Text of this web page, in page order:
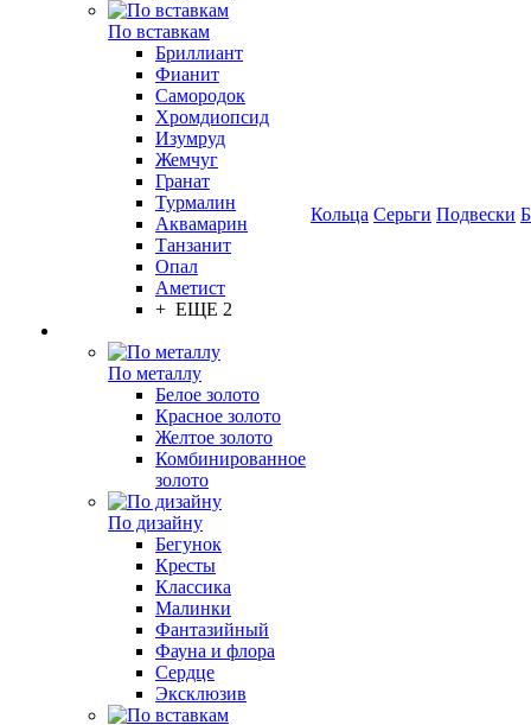
По вставкам
Бриллиант
Фианит
Самородок
Хромдиопсид
Изумруд
Жемчуг
Гранат
Турмалин
Аквамарин
Танзанит
Опал
Аметист
+ ЕЩЕ 2
По металлу
Белое золото
Красное золото
Желтое золото
Комбинированное
золото
По дизайну
Бегунок
Кресты
Классика
Малинки
Фантазийный
Фауна и флора
Сердце
Эксклюзив
Кольца Серьги Подвески